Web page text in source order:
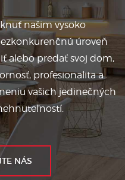
našim vysoko
úroveň
alebo predať svoj dom,
profesionalita a
vašich jedinečných
NÁS